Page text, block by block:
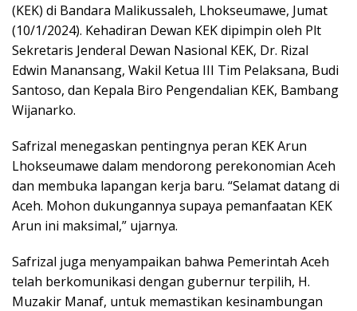
(KEK) di Bandara Malikussaleh, Lhokseumawe, Jumat
(10/1/2024). Kehadiran Dewan KEK dipimpin oleh Plt
Sekretaris Jenderal Dewan Nasional KEK, Dr. Rizal
Edwin Manansang, Wakil Ketua III Tim Pelaksana, Budi
Santoso, dan Kepala Biro Pengendalian KEK, Bambang
Wijanarko.
Safrizal menegaskan pentingnya peran KEK Arun
Lhokseumawe dalam mendorong perekonomian Aceh
dan membuka lapangan kerja baru. “Selamat datang di
Aceh. Mohon dukungannya supaya pemanfaatan KEK
Arun ini maksimal,” ujarnya.
Safrizal juga menyampaikan bahwa Pemerintah Aceh
telah berkomunikasi dengan gubernur terpilih, H.
Muzakir Manaf, untuk memastikan kesinambungan